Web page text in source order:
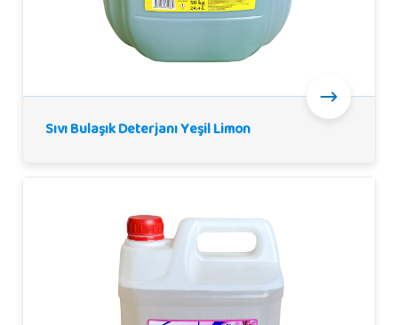
Sıvı Bulaşık Deterjanı Yeşil Limon